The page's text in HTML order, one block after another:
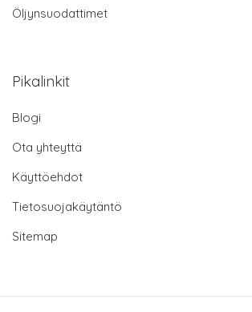
Öljynsuodattimet
Pikalinkit
Blogi
Ota yhteyttä
Käyttöehdot
Tietosuojakäytäntö
Sitemap